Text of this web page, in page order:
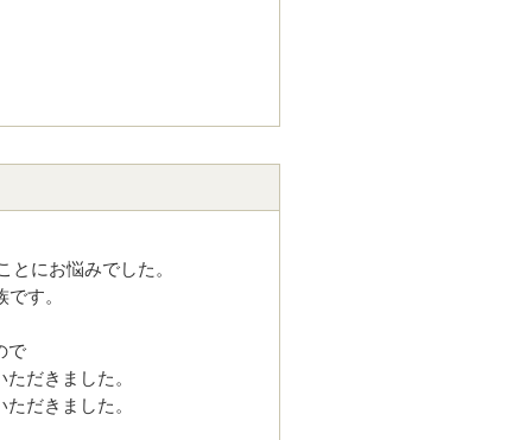
にお悩みでした。
す。
で
だきました。
だきました。